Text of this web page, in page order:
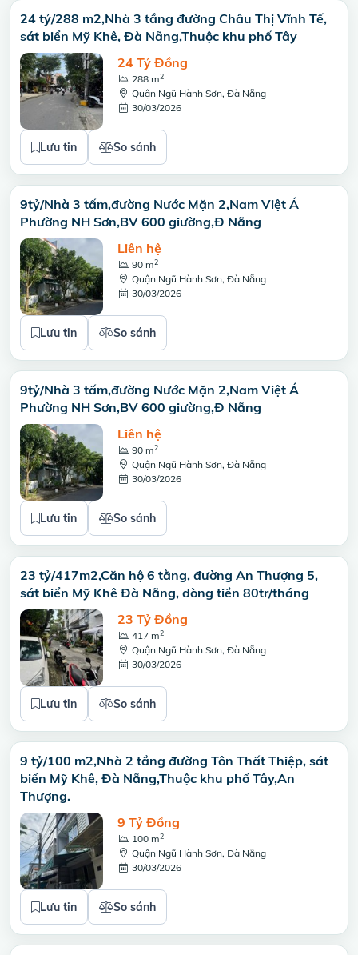
24 tỷ/288 m2,Nhà 3 tầng đường Châu Thị Vĩnh Tế,
sát biển Mỹ Khê, Đà Nẵng,Thuộc khu phố Tây
24 Tỷ Đồng
288 m2
Quận Ngũ Hành Sơn, Đà Nẵng
30/03/2026
Lưu tin So sánh
9tỷ/Nhà 3 tấm,đường Nước Mặn 2,Nam Việt Á
Phường NH Sơn,BV 600 giường,Đ Nẵng
Liên hệ
90 m2
Quận Ngũ Hành Sơn, Đà Nẵng
30/03/2026
Lưu tin So sánh
9tỷ/Nhà 3 tấm,đường Nước Mặn 2,Nam Việt Á
Phường NH Sơn,BV 600 giường,Đ Nẵng
Liên hệ
90 m2
Quận Ngũ Hành Sơn, Đà Nẵng
30/03/2026
Lưu tin So sánh
23 tỷ/417m2,Căn hộ 6 tằng, đường An Thượng 5,
sát biển Mỹ Khê Đà Nẵng, dòng tiền 80tr/tháng
23 Tỷ Đồng
417 m2
Quận Ngũ Hành Sơn, Đà Nẵng
30/03/2026
Lưu tin So sánh
9 tỷ/100 m2,Nhà 2 tầng đường Tôn Thất Thiệp, sát
biển Mỹ Khê, Đà Nẵng,Thuộc khu phố Tây,An
Thượng.
9 Tỷ Đồng
100 m2
Quận Ngũ Hành Sơn, Đà Nẵng
30/03/2026
Lưu tin So sánh